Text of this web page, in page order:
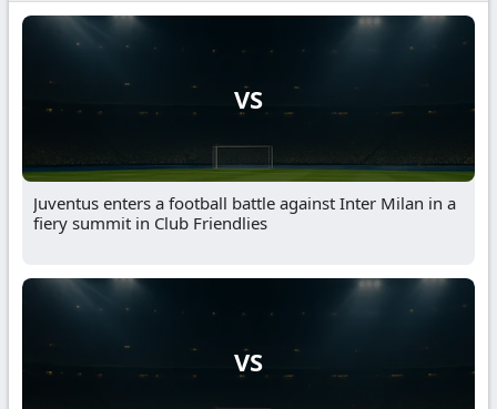
VS
Juventus enters a football battle against Inter Milan in a
fiery summit in Club Friendlies
VS